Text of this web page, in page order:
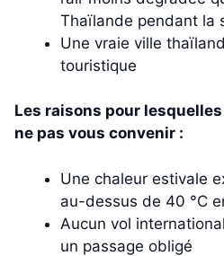
Thaïlande pendant la
Une vraie ville
touristique
Les raisons pour
ne pas vous convenir :
Une chaleur estivale
au-dessus de 40 °C
Aucun vol
un passage obligé